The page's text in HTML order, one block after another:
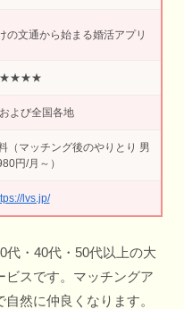
の文通から始まる婚活アプリ
★★★★
よび全国各地
（マッチング後のやりとり 男
円/月～）
lvs.jp/
代・40代・50代以上の大
ビスです。マッチングア
然に仲良くなります。